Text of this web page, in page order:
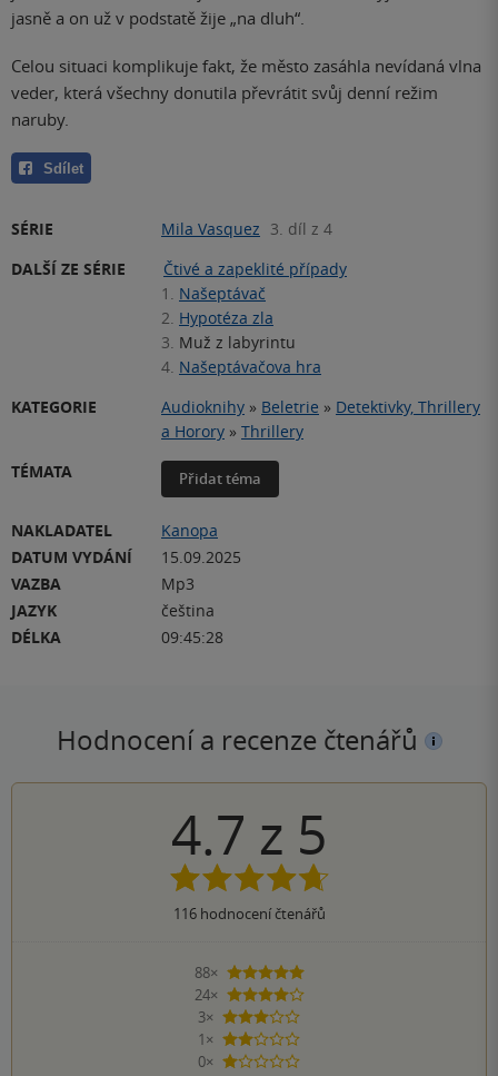
jasně a on už v podstatě žije „na dluh“.
Celou situaci komplikuje fakt, že město zasáhla nevídaná vlna
veder, která všechny donutila převrátit svůj denní režim
naruby.
Sdílet
SÉRIE Mila Vasquez 3. díl z 4
DALŠÍ ZE SÉRIE
Čtivé a zapeklité případy
1. Našeptávač
2. Hypotéza zla
3. Muž z labyrintu
4. Našeptávačova hra
KATEGORIE
Audioknihy » Beletrie » Detektivky, Thrillery
a Horory » Thrillery
TÉMATA
Přidat téma
NAKLADATEL
Kanopa
DATUM VYDÁNÍ
15.09.2025
VAZBA
Mp3
JAZYK
čeština
DÉLKA
09:45:28
Hodnocení a recenze čtenářů
4.7 z 5
116hodnocení čtenářů
88×
5 hvězdiček
24×
4 hvězdičky
3×
3 hvězdičky
1×
2 hvězdičky
0×
1 hvezdička